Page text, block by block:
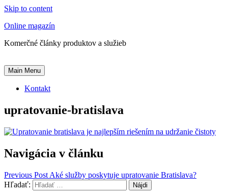
Skip to content
Online magazín
Komerčné články produktov a služieb
Main Menu
Kontakt
upratovanie-bratislava
Navigácia v článku
Previous Post Aké služby poskytuje upratovanie Bratislava?
Hľadať: